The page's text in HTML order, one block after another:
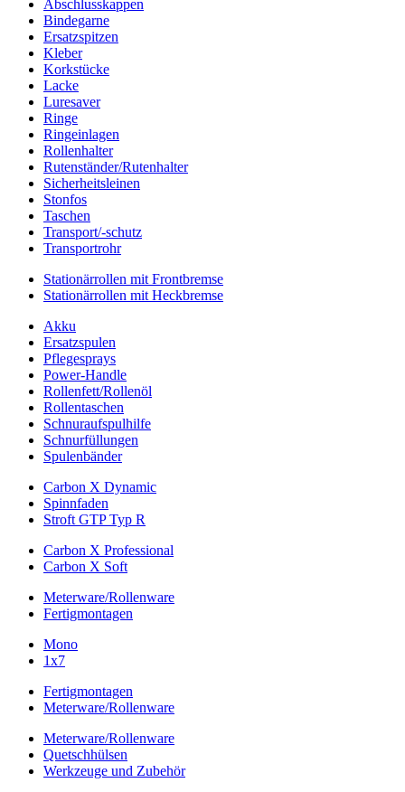
Abschlusskappen
Bindegarne
Ersatzspitzen
Kleber
Korkstücke
Lacke
Luresaver
Ringe
Ringeinlagen
Rollenhalter
Rutenständer/Rutenhalter
Sicherheitsleinen
Stonfos
Taschen
Transport/-schutz
Transportrohr
Stationärrollen mit Frontbremse
Stationärrollen mit Heckbremse
Akku
Ersatzspulen
Pflegesprays
Power-Handle
Rollenfett/Rollenöl
Rollentaschen
Schnuraufspulhilfe
Schnurfüllungen
Spulenbänder
Carbon X Dynamic
Spinnfaden
Stroft GTP Typ R
Carbon X Professional
Carbon X Soft
Meterware/Rollenware
Fertigmontagen
Mono
1x7
Fertigmontagen
Meterware/Rollenware
Meterware/Rollenware
Quetschhülsen
Werkzeuge und Zubehör